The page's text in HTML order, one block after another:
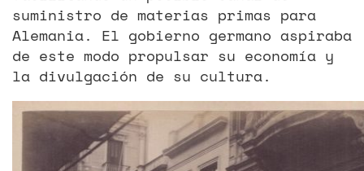
suministro de materias primas para
Alemania. El gobierno germano aspiraba
de este modo propulsar su economía y
la divulgación de su cultura.